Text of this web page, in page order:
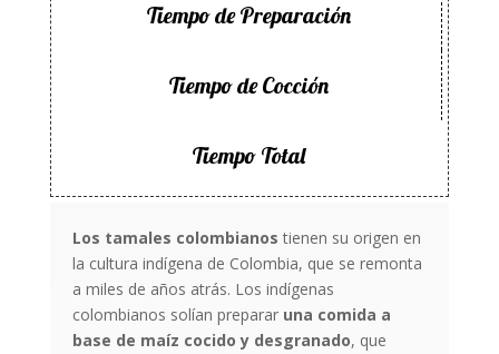
Tiempo de Preparación
Tiempo de Cocción
Tiempo Total
Los tamales colombianos tienen su origen en
la cultura indígena de Colombia, que se remonta
a miles de años atrás. Los indígenas
colombianos solían prepararuna comida a
base de maíz cocido y desgranado, que